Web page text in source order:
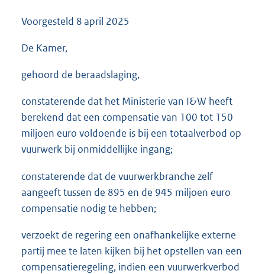
Voorgesteld 8 april 2025
De Kamer,
gehoord de beraadslaging,
constaterende dat het Ministerie van I&W heeft
berekend dat een compensatie van 100 tot 150
miljoen euro voldoende is bij een totaalverbod op
vuurwerk bij onmiddellijke ingang;
constaterende dat de vuurwerkbranche zelf
aangeeft tussen de 895 en de 945 miljoen euro
compensatie nodig te hebben;
verzoekt de regering een onafhankelijke externe
partij mee te laten kijken bij het opstellen van een
compensatieregeling, indien een vuurwerkverbod